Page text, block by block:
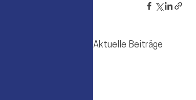
Aktuelle Beiträge